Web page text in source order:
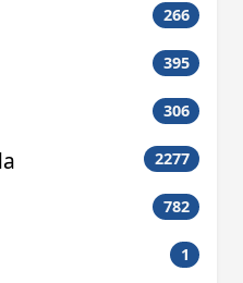
266
395
306
2277
782
1